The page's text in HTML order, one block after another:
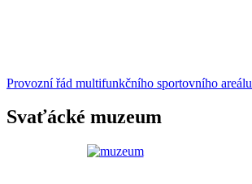
Provozní řád multifunkčního sportovního areálu
Svaťácké muzeum